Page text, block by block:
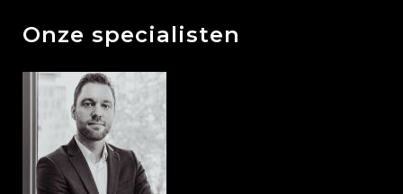
Onze specialisten